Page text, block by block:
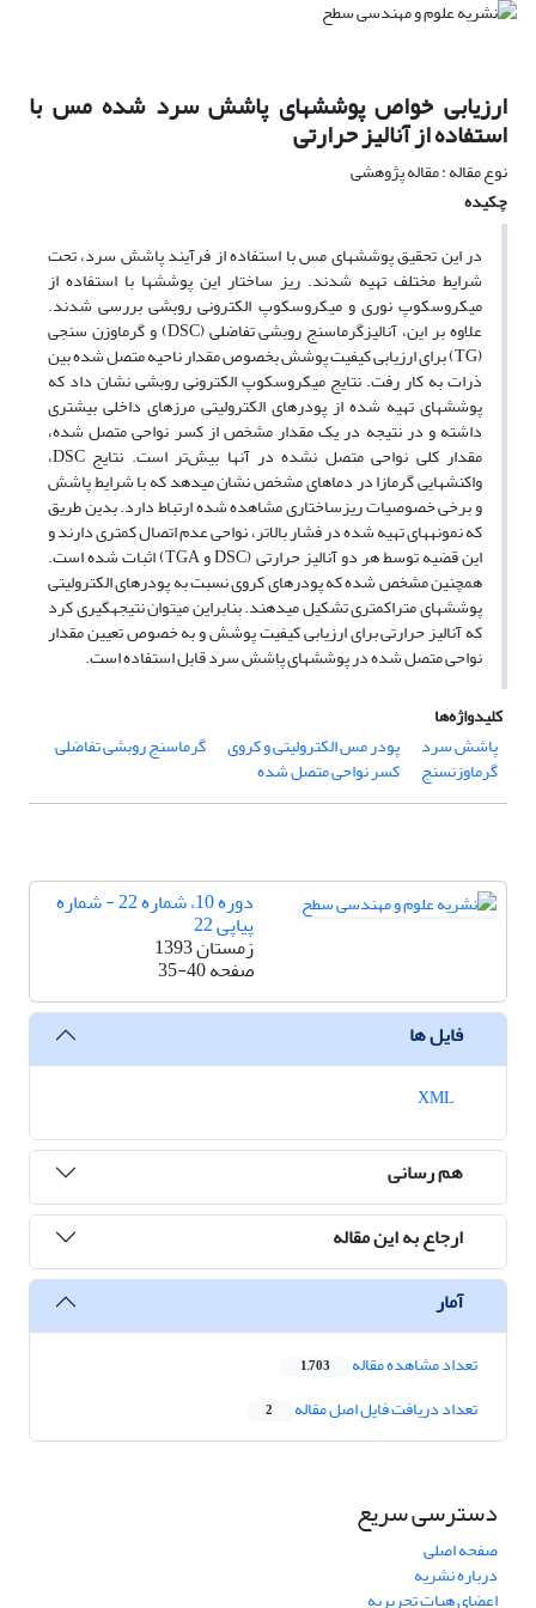
ارزیابی خواص پوشش‏های پاشش سرد شده مس با
استفاده از آنالیز حرارتی
نوع مقاله : مقاله پژوهشی
چکیده
در این تحقیق پوشش‏های مس با استفاده از فرآیند پاشش سرد، تحت
شرایط مختلف تهیه شدند. ریز ساختار این پوشش‏ها با استفاده از
میکروسکوپ نوری و میکروسکوپ الکترونی روبشی بررسی شدند.
علاوه بر این، آنالیزگرماسنج روبشی تفاضلی (DSC) و گرماوزن سنجی
(
TG) برای ارزیابی کیفیت پوشش بخصوص مقدار ناحیه متصل شده بین
ذرات به کار رفت. نتایج میکروسکوپ الکترونی روبشی نشان داد که
پوشش‏های تهیه شده از پودرهای الکترولیتی مرزهای داخلی بیشتری
داشته و در نتیجه در یک مقدار مشخص از کسر نواحی متصل شده،
مقدار کلی نواحی متصل نشده در آن‏ها بیش‌تر است. نتایج DSC،
واکنش‏هایی گرمازا در دماهای مشخص نشان می‏دهد که با شرایط پاشش
و برخی خصوصیات ریزساختاری مشاهده شده ارتباط دارد. بدین طریق
که نمونه‏های تهیه شده در فشار بالاتر، نواحی عدم اتصال کمتری دارند و
این قضیه توسط هر دو آنالیز حرارتی (DSCو TGA) اثبات شده است.
همچنین مشخص شده که پودرهای کروی نسبت به پودرهای الکترولیتی
پوشش‏های متراکم‏تری تشکیل می‏دهند. بنابراین می‏توان نتیجه‏گیری کرد
که آنالیز حرارتی برای ارزیابی کیفیت پوشش و به خصوص تعیین مقدار
نواحی متصل شده در پوشش‏های پاشش سرد قابل استفاده است.
کلیدواژه‌ها
پاشش سرد
پودر مس الکترولیتی و کروی گرماسنج روبشی تفاضلی
گرماوزن‏سنج کسر نواحی متصل شده
دوره 10، شماره 22 - شماره
پیاپی 22
زمستان 1393
صفحه35-40
فایل ها
هم رسانی
ارجاع به این مقاله
آمار
تعداد مشاهده مقاله 1,703
تعداد دریافت فایل اصل مقاله 2
دسترسی سریع
صفحه اصلی
درباره نشریه
اعضای هیات تحریریه